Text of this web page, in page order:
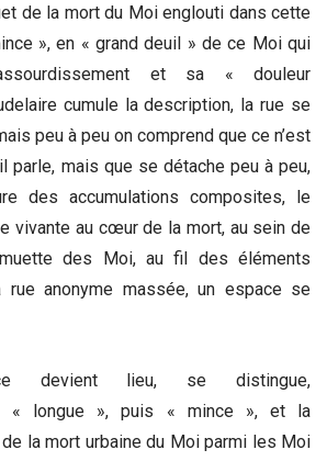
de la mort du Moi englouti dans cette
», en « grand deuil » de ce Moi qui
et sa « douleur
cumule la description, la rue se
peu à peu on comprend que ce n’est
parle, mais que se détache peu à peu,
des accumulations composites, le
vivante au cœur de la mort, au sein de
des Moi, au fil des éléments
anonyme massée, un espace se
devient lieu, se distingue,
« longue », puis « mince », et la
la mort urbaine du Moi parmi les Moi